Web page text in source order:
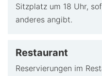
Sitzplatz um 18 Uhr,
anderes angibt.
Restaurant
Reservierungen im